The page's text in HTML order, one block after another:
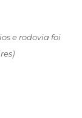
e rodovia foi